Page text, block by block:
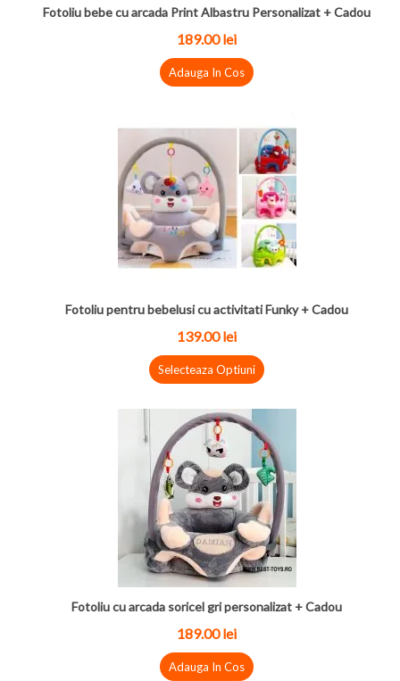
Fotoliu bebe cu arcada Print Albastru Personalizat + Cadou
189.00 lei
Adauga In Cos
Fotoliu pentru bebelusi cu activitati Funky + Cadou
139.00 lei
Selecteaza Optiuni
Fotoliu cu arcada soricel gri personalizat + Cadou
189.00 lei
Adauga In Cos